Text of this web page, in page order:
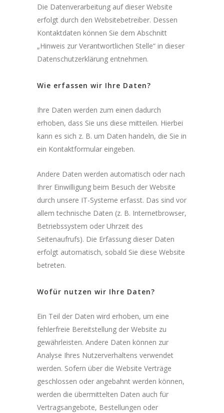
Die Datenverarbeitung auf dieser Website
erfolgt durch den Websitebetreiber. Dessen
Kontaktdaten können Sie dem Abschnitt
„Hinweis zur Verantwortlichen Stelle“ in dieser
Datenschutzerklärung entnehmen.
Wie erfassen wir Ihre Daten?
Ihre Daten werden zum einen dadurch
erhoben, dass Sie uns diese mitteilen. Hierbei
kann es sich z. B. um Daten handeln, die Sie in
ein Kontaktformular eingeben.
Andere Daten werden automatisch oder nach
Ihrer Einwilligung beim Besuch der Website
durch unsere IT-Systeme erfasst. Das sind vor
allem technische Daten (z. B. Internetbrowser,
Betriebssystem oder Uhrzeit des
Seitenaufrufs). Die Erfassung dieser Daten
erfolgt automatisch, sobald Sie diese Website
betreten.
Wofür nutzen wir Ihre Daten?
Ein Teil der Daten wird erhoben, um eine
fehlerfreie Bereitstellung der Website zu
gewährleisten. Andere Daten können zur
Analyse Ihres Nutzerverhaltens verwendet
werden. Sofern über die Website Verträge
geschlossen oder angebahnt werden können,
werden die übermittelten Daten auch für
Vertragsangebote, Bestellungen oder